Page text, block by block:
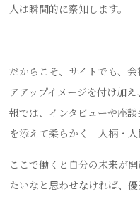
人は瞬間的に察知します。
だからこそ、サイトでも、
アアップイメージを付け加
報では、インタビューや座
を添えて柔らかく「人柄・
ここで働くと自分の未来が
たいなと思わせなければ、